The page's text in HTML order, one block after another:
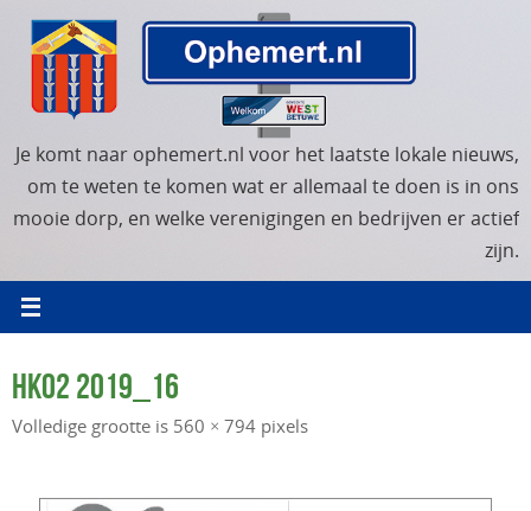
naar
inhoud
Je komt naar ophemert.nl voor het laatste lokale nieuws,
om te weten te komen wat er allemaal te doen is in ons
mooie dorp, en welke verenigingen en bedrijven er actief
zijn.
HK02 2019_16
Volledige grootte is 560 × 794 pixels